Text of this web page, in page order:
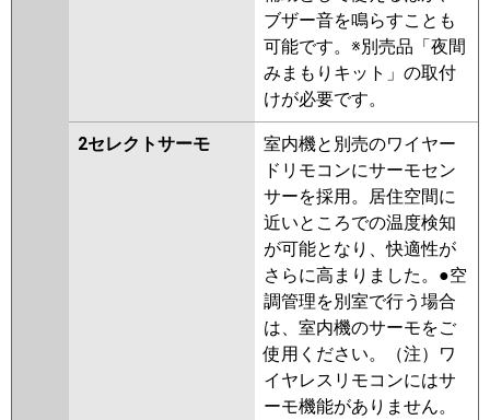
ブザー音を鳴らすことも
可能です。※別売品「夜間
みまもりキット」の取付
けが必要です。
2セレクトサーモ
室内機と別売のワイヤー
ドリモコンにサーモセン
サーを採用。居住空間に
近いところでの温度検知
が可能となり、快適性が
さらに高まりました。●空
調管理を別室で行う場合
は、室内機のサーモをご
使用ください。（注）ワ
イヤレスリモコンにはサ
ーモ機能がありません。